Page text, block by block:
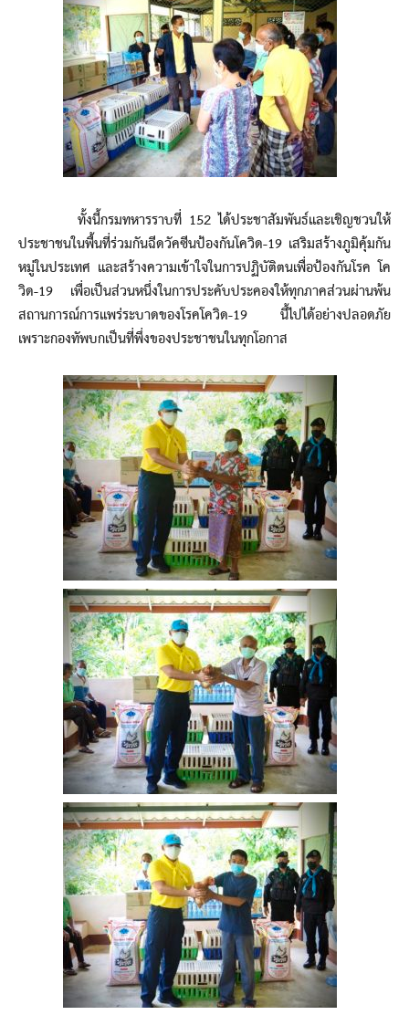
ทั้งนี้กรมทหารราบที่ 152 ได้ประชาสัมพันธ์และเชิญชวนให้
ประชาชนในพื้นที่ร่วมกันฉีดวัคซีนป้องกันโควิด-19 เสริมสร้างภูมิคุ้มกัน
หมู่ในประเทศ และสร้างความเข้าใจในการปฏิบัติตนเพื่อป้องกันโรค โค
วิด-19 เพื่อเป็นส่วนหนึ่งในการประคับประคองให้ทุกภาคส่วนผ่านพ้น
สถานการณ์การแพร่ระบาดของโรคโควิด-19 นี้ไปได้อย่างปลอดภัย
เพราะกองทัพบกเป็นที่พึ่งของประชาชนในทุกโอกาส